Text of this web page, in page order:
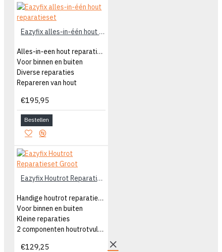
Eazyfix alles-in-één hout reparatieset
Alles-in-een hout reparatieset
Voor binnen en buiten
Diverse reparaties
Repareren van hout
€195,95
Bestellen
Eazyfix Houtrot Reparatieset Groot
Handige houtrot reparatieset groot
Voor binnen en buiten
Kleine reparaties
2 componenten houtrotvuller
€129,25